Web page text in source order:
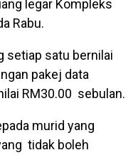
legar Kompleks
Rabu.
setiap satu bernilai
pakej data
RM30.00 sebulan.
murid yang
tidak boleh